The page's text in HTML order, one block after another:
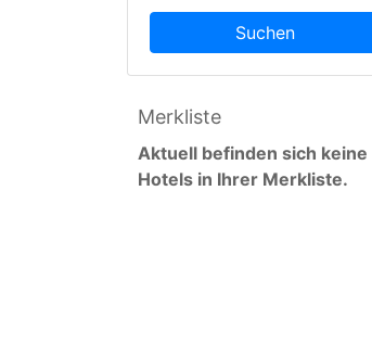
Suchen
Merkliste
Aktuell befinden sich keine
Hotels in Ihrer Merkliste.